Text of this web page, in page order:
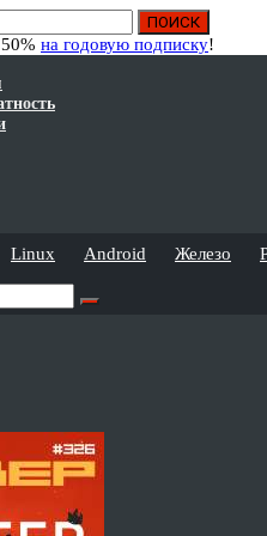
на годовую подписку!
Linux Android Железо